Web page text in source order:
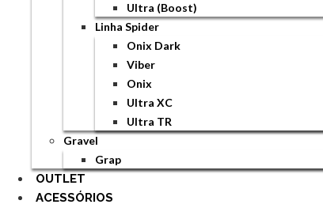
Ultra (Boost)
Linha Spider
Onix Dark
Viber
Onix
Ultra XC
Ultra TR
Gravel
Grap
OUTLET
ACESSÓRIOS